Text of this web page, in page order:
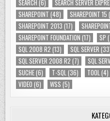
SEARCH (6) SEARCH SERVER
SHAREPOINT (48) SHAREPOINT 15
SHAREPOINT 2013 (17)
SHAREPOINT FOUNDATION (17) SP
SQL 2008 R2 (13) SQL SERVER
SQL SERVER 2008 R2 (7) SQL
SUCHE(6) T-SQL (36) TOOL (4)
VIDEO (6) WSS (5)